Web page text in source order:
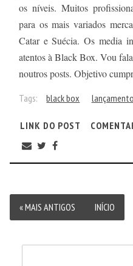
os níveis. Muitos
para os mais variados
Catar e Suécia. Os media
atentos à Black Box. Vou
noutros posts. Objetivo
Tags: black box lançamento
LINK DO POST
« MAIS ANTIGOS INÍCIO